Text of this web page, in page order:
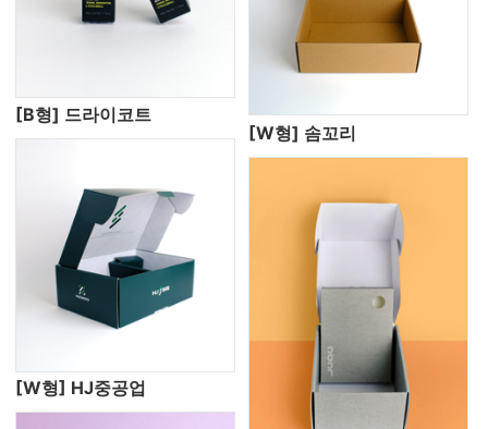
[B형] 드라이코트
[W형] 솜꼬리
[W형] HJ중공업